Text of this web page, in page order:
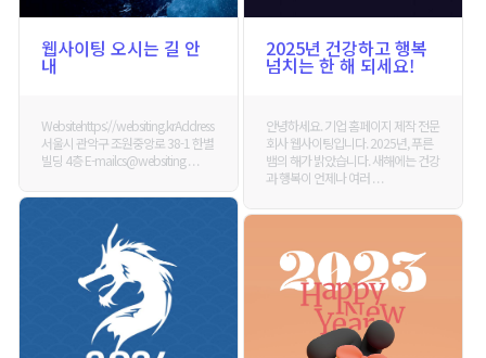
웹사이팅 오시는 길 안
내
Websitehttps://websiting.krAddress
서울시 관악구 조원중앙로 38-1 한별
빌딩 4층 E-mailcs@websiting . . .
2025년 건강하고 행복
넘치는 한 해 되세요!
안녕하세요. 기업 홈페이지 제작 전문
회사 웹사이팅입니다. 2025년, 푸른
뱀의 해가 밝았습니다. 새해에는 건강
과 행복이 언제나 여러 . . .